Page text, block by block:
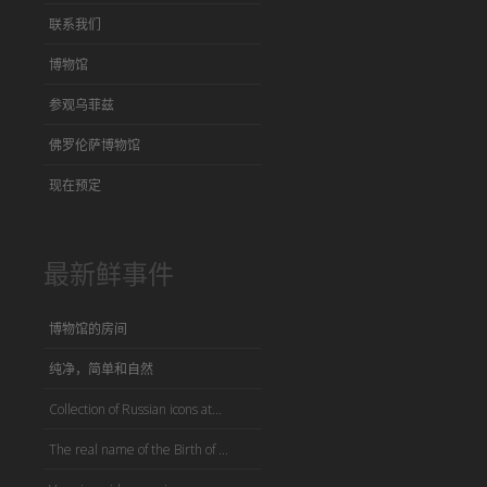
联系我们
博物馆
参观乌菲兹
佛罗伦萨博物馆
现在预定
最新鲜事件
博物馆的房间
纯净，简单和自然
Collection of Russian icons at...
The real name of the Birth of ...